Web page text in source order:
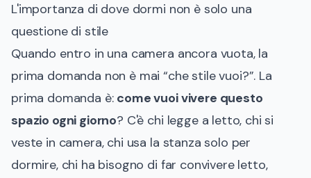
L'importanza di dove dormi non è solo una
questione di stile
Quando entro in una camera ancora vuota, la
prima domanda non è mai “che stile vuoi?”. La
prima domanda è: come vuoi vivere questo
spazio ogni giorno? C'è chi legge a letto, chi si
veste in camera, chi usa la stanza solo per
dormire, chi ha bisogno di far convivere letto,